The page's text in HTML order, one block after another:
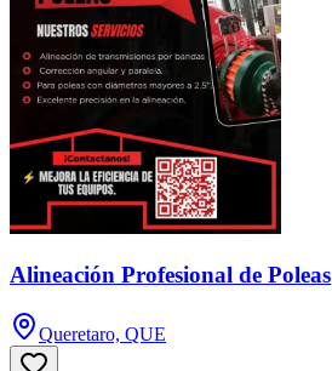
Alineación Profesional de Poleas
Queretaro, QUE